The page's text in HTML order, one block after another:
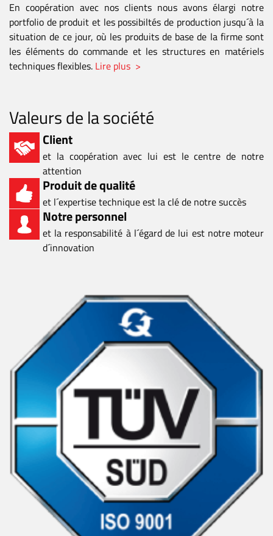
En coopération avec nos clients nous avons élargi notre
portfolio de produit et les possibiltés de production jusqu´à la
situation de ce jour, où les produits de base de la firme sont
les éléments do commande et les structures en matériels
techniques flexibles. Lire plus >
Valeurs de la société
Client
et la coopération avec lui est le centre de notre
attention
Produit de qualité
et l´expertise technique est la clé de notre succès
Notre personnel
et la responsabilité à l´égard de lui est notre moteur
d´innovation